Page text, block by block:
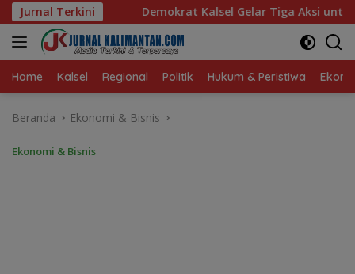
Langsung
ke
konten
Jurnal Terkini
Kalsel Gelar Tiga Aksi untuk Rakyat Gisela
Home Kalsel Regional Politik Hukum & Peristiwa
Beranda Ekonomi & Bisnis
Ekonomi & Bisnis